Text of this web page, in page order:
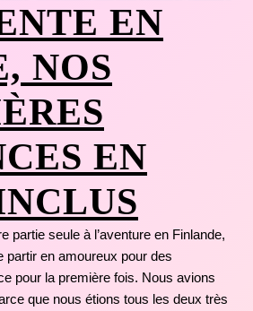
EN
NOS
EN
partie seule à l’aventure en Finlande,
partir en amoureux pour des
pour la première fois. Nous avions
que nous étions tous les deux très